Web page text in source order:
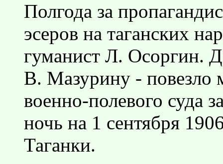
Полгода за
эсеров на таганских
гуманист Л. Осоргин.
В. Мазурину - повезло
военно-полевого суда
ночь на 1 сентября
Таганки.